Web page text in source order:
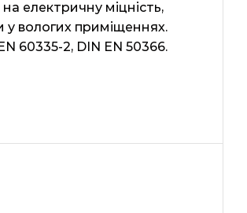
електричну міцність,
у вологих приміщеннях.
60335-2, DIN EN 50366.